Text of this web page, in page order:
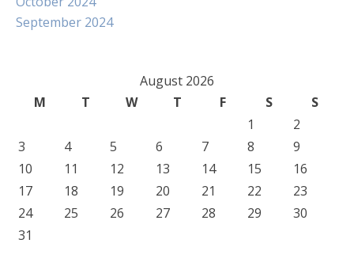
September 2024
August 2026
M
T W T F S
S
1
2
3
4 5 6 7 8
9
10
11 12 13 14 15
16
17
18 19 20 21 22
23
24
25 26 27 28 29
30
31